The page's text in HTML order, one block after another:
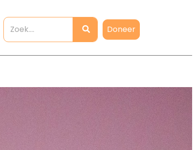
Doneer